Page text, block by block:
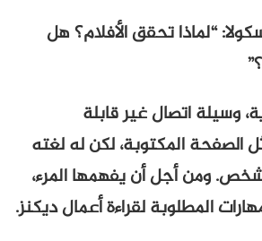
“لماذا تحقق الأفلام؟ هل
وسيلة اتصال غير قابلة
الصفحة المكتوبة، لكن له لغته
ومن أجل أن يفهمها المرء،
المطلوبة لقراءة أعمال ديكنز.